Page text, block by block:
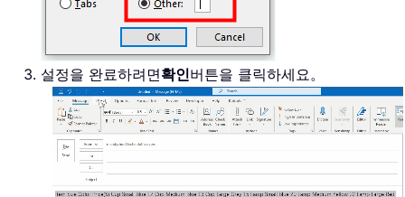
설정을 완료하려면확인버튼을 클릭하세요。